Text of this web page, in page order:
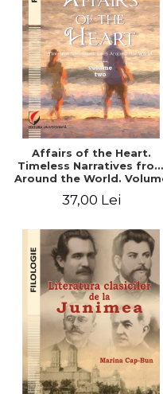
Affairs of the Heart.
Timeless Narratives from
Around the World.
37,00 Lei